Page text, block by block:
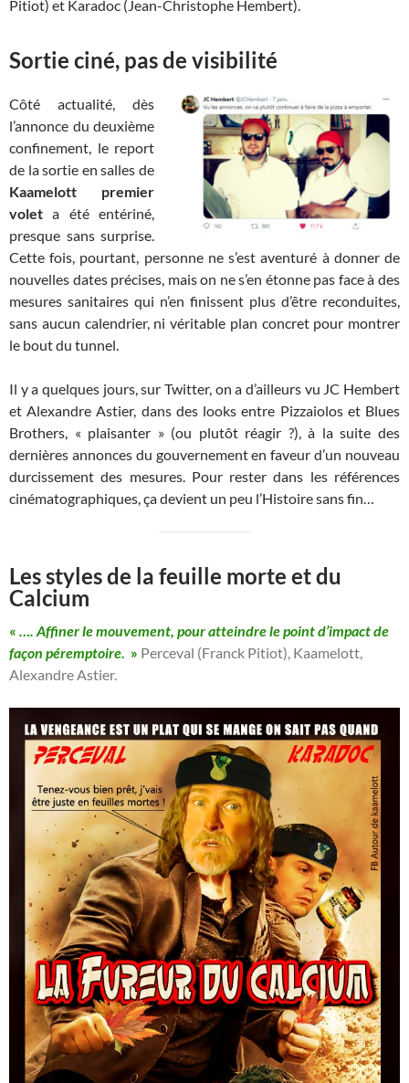
Pitiot) et Karadoc (Jean-Christophe Hembert).
Sortie ciné, pas de visibilité
Côté actualité, dès
l’annonce du deuxième
confinement, le report
de la sortie en salles de
Kaamelott premier
voleta été entériné,
presque sans surprise.
Cette fois, pourtant, personne ne s’est aventuré à donner de
nouvelles dates précises, mais on ne s’en étonne pas face à des
mesures sanitaires qui n’en finissent plus d’être reconduites,
sans aucun calendrier, ni véritable plan concret pour montrer
le bout du tunnel.
Il y a quelques jours, sur Twitter, on a d’ailleurs vu JC Hembert
et Alexandre Astier, dans des looks entre Pizzaiolos et Blues
Brothers, « plaisanter » (ou plutôt réagir ?), à la suite des
dernières annonces du gouvernement en faveur d’un nouveau
durcissement des mesures. Pour rester dans les références
cinématographiques, ça devient un peu l’Histoire sans fin…
Les styles de la feuille morte et du
Calcium
« …. Affiner le mouvement, pour atteindre le point d’impact de
façon péremptoire. » Perceval (Franck Pitiot), Kaamelott,
Alexandre Astier.